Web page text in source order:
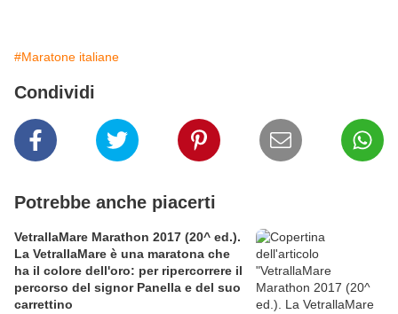
#Maratone italiane
Condividi
Potrebbe anche piacerti
VetrallaMare Marathon 2017 (20^ ed.).
La VetrallaMare è una maratona che
ha il colore dell'oro: per ripercorrere il
percorso del signor Panella e del suo
carrettino